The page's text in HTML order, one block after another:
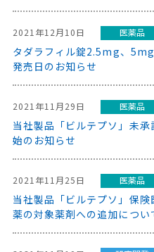
2021年12月10日 医薬品
タダラフィル錠2.5mg、
発売日のお知らせ
2021年11月29日 医薬品
当社製品「ビルテプソ」未
始のお知らせ
2021年11月25日 医薬品
当社製品「ビルテプソ」保
薬の対象薬剤への追加につい